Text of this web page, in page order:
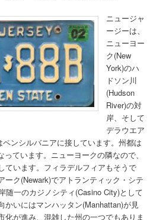
ニュージャ
ージーは、
ニューヨー
ク(New
York)のハ
ドソン川
(Hudson
River)の対
岸、そして
デラウエア
ペンシルバニアに接しています。州都は
っています。ニューヨークの隣なので、
ています。フィラデルフィアもそうで
ーク(Newark)でアトランティック・シテ
随一のカジノシティ(Casino City)として
かいにはマンハッタン(Manhattan)が見
化が進み、混雑した州の一つでもありま